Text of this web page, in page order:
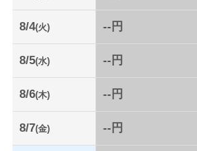
8/4(火) --円
8/5(水) --円
8/6(木) --円
8/7(金) --円